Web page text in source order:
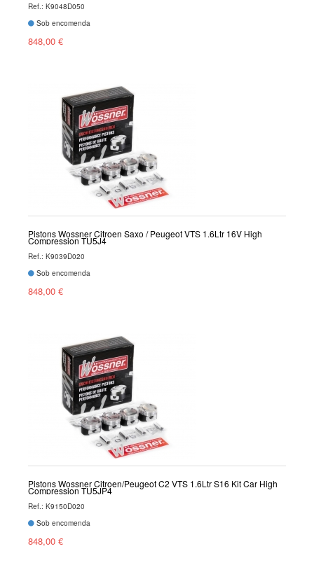
Ref.: K9048D050
Sob encomenda
848,00 €
Pistons Wossner Citroen Saxo / Peugeot VTS 1.6Ltr 16V High
Compression TU5J4
Ref.: K9039D020
Sob encomenda
848,00 €
Pistons Wossner Citroen/Peugeot C2 VTS 1.6Ltr S16 Kit Car High
Compression TU5JP4
Ref.: K9150D020
Sob encomenda
848,00 €